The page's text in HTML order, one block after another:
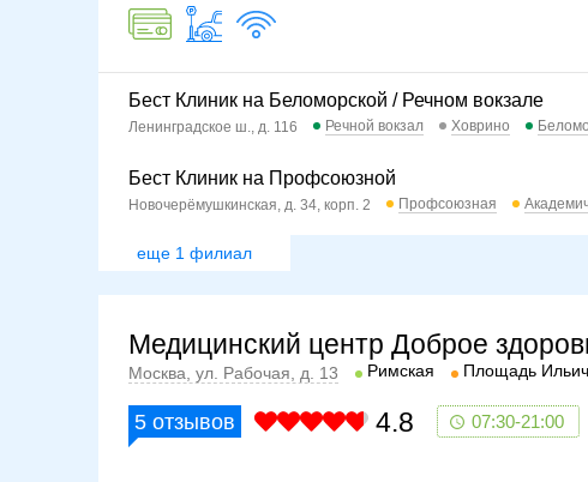
Бест Клиник на Беломорской / Речном вокзале
Ленинградское ш., д. 116 Речной вокзал Ховрино
Бест Клиник на Профсоюзной
Новочерёмушкинская, д. 34, корп. 2 Профсоюзная
еще 1 филиал
Медицинский центр Доброе
Москва, ул. Рабочая, д. 13 Римская Площадь
5 отзывов 4.8 07:30-21:00